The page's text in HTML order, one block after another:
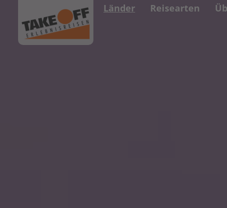
Länder Reisearten